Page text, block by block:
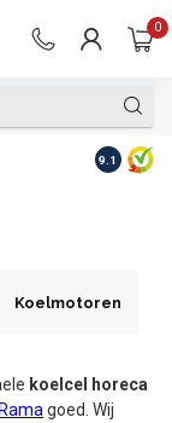
0
Op
9.1
Koelmotoren
koelcel horeca
goed. Wij